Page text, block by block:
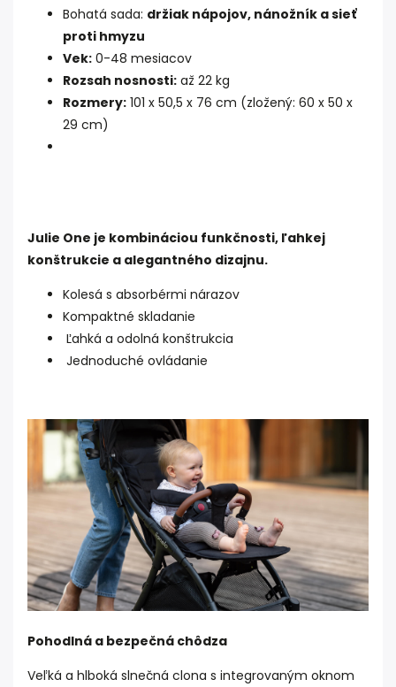
Bohatá sada: držiak nápojov, nánožník a sieť
proti hmyzu
Vek: 0-48 mesiacov
Rozsah nosnosti: až 22 kg
Rozmery: 101 x 50,5 x 76 cm (zložený: 60 x 50 x
29 cm)
Julie One je kombináciou funkčnosti, ľahkej
konštrukcie a alegantného dizajnu.
Kolesá s absorbérmi nárazov
Kompaktné skladanie
Ľahká a odolná konštrukcia
Jednoduché ovládanie
Pohodlná a bezpečná chôdza
Veľká a hlboká slnečná clona s integrovaným oknom